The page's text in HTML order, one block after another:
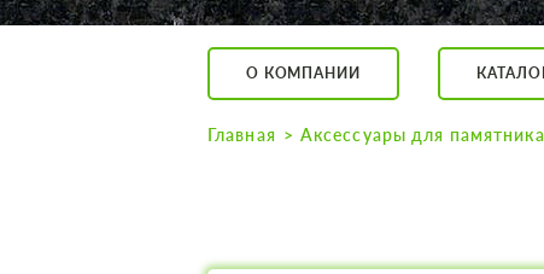
КОНТАКТЫ
K2532513@yandex.ru
Екатеринбург,
Суббота с 11:00
О КОМПАНИИ
Главная Аксессуары для памятника